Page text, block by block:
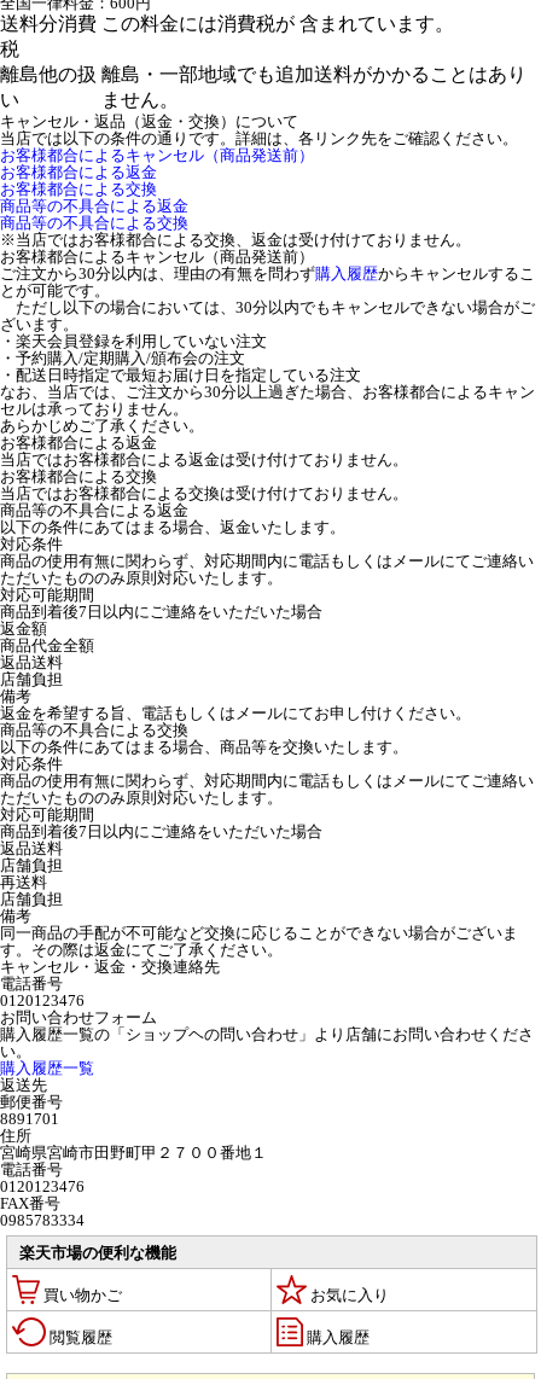
送料分消費
税
この料金には消費税が 含まれています。
離島他の扱
い
離島・一部地域でも追加送料がかかることはあり
ません。
キャンセル・返品（返金・交換）について
当店では以下の条件の通りです。詳細は、各リンク先をご確認ください。
お客様都合によるキャンセル（商品発送前）
お客様都合による返金
お客様都合による交換
商品等の不具合による返金
商品等の不具合による交換
※当店ではお客様都合による交換、返金は受け付けておりません。
お客様都合によるキャンセル（商品発送前）
ご注文から30分以内は、理由の有無を問わず購入履歴からキャンセルするこ
とが可能です。
ただし以下の場合においては、30分以内でもキャンセルできない場合がご
ざいます。
・楽天会員登録を利用していない注文
・予約購入/定期購入/頒布会の注文
・配送日時指定で最短お届け日を指定している注文
なお、当店では、ご注文から30分以上過ぎた場合、お客様都合によるキャン
セルは承っておりません。
あらかじめご了承ください。
お客様都合による返金
当店ではお客様都合による返金は受け付けておりません。
お客様都合による交換
当店ではお客様都合による交換は受け付けておりません。
商品等の不具合による返金
以下の条件にあてはまる場合、返金いたします。
対応条件
商品の使用有無に関わらず、対応期間内に電話もしくはメールにてご連絡い
ただいたもののみ原則対応いたします。
対応可能期間
商品到着後7日以内にご連絡をいただいた場合
返金額
商品代金全額
返品送料
店舗負担
備考
返金を希望する旨、電話もしくはメールにてお申し付けください。
商品等の不具合による交換
以下の条件にあてはまる場合、商品等を交換いたします。
対応条件
商品の使用有無に関わらず、対応期間内に電話もしくはメールにてご連絡い
ただいたもののみ原則対応いたします。
対応可能期間
商品到着後7日以内にご連絡をいただいた場合
返品送料
店舗負担
再送料
店舗負担
備考
同一商品の手配が不可能など交換に応じることができない場合がございま
す。その際は返金にてご了承ください。
キャンセル・返金・交換連絡先
電話番号
0120123476
お問い合わせフォーム
購入履歴一覧の「ショップヘの問い合わせ」より店舗にお問い合わせくださ
い。
購入履歴一覧
返送先
郵便番号
8891701
住所
宮崎県宮崎市田野町甲２７００番地１
電話番号
0120123476
FAX番号
0985783334
楽天市場の便利な機能
買い物かご お気に入り
閲覧履歴 購入履歴